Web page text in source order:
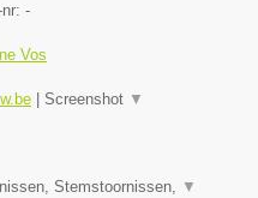
-
Vos
Screenshot ▼
Stemstoornissen, ▼